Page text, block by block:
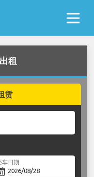
租
赁
车日期